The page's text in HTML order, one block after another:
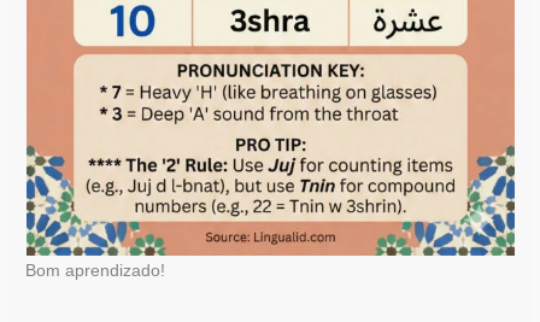
Bom aprendizado!